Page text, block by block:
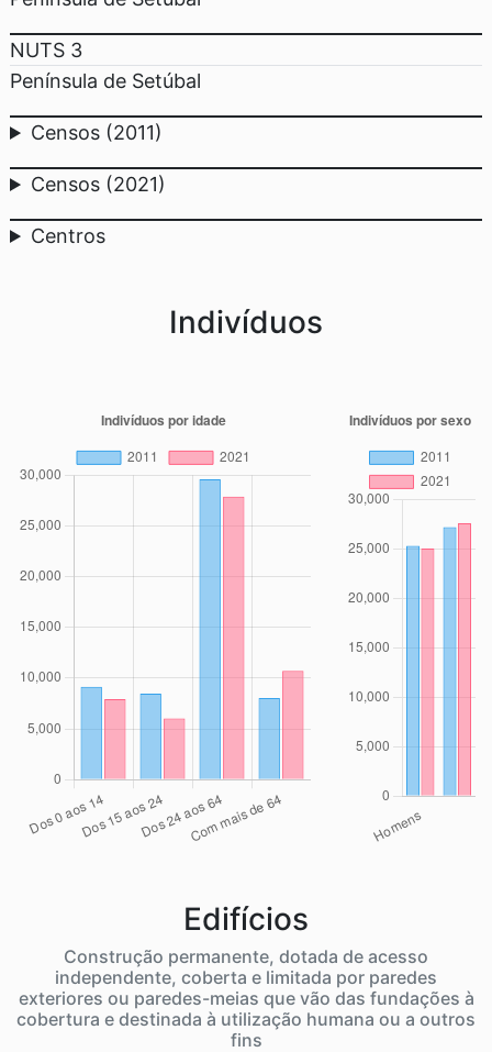
NUTS 3
Península de Setúbal
Censos (2011)
Censos (2021)
Centros
Indivíduos
Edifícios
Construção permanente, dotada de acesso
independente, coberta e limitada por paredes
exteriores ou paredes-meias que vão das fundações à
cobertura e destinada à utilização humana ou a outros
fins